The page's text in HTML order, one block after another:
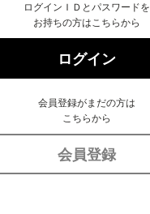
ログインＩＤとパスワードを
お持ちの方はこちらから
ログイン
会員登録がまだの方は
こちらから
会員登録